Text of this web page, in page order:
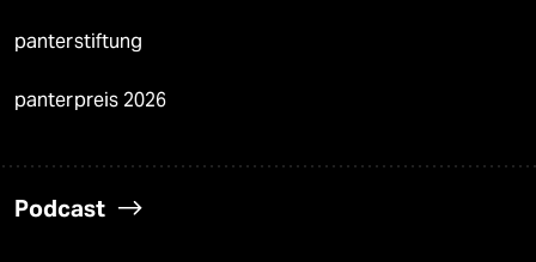
panterstiftung
panterpreis 2026
Podcast